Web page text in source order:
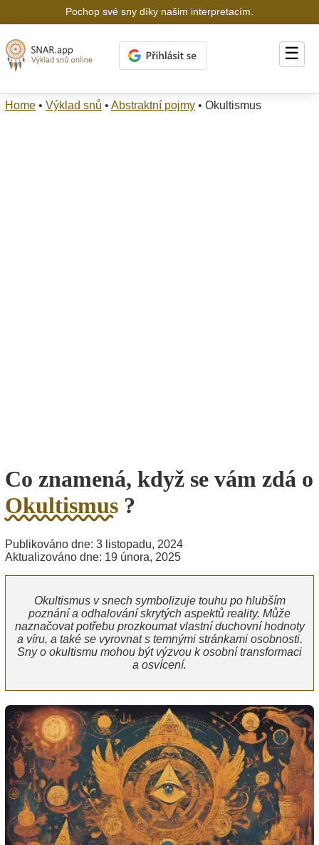
Pochop své sny díky našim interpretacím.
☰
Home • Výklad snů • Abstraktní pojmy • Okultismus
Co znamená, když se vám zdá o
Okultismus ?
Publikováno dne: 3 listopadu, 2024
Aktualizováno dne: 19 února, 2025
Okultismus v snech symbolizuje touhu po hlubším
poznání a odhalování skrytých aspektů reality. Může
naznačovat potřebu prozkoumat vlastní duchovní hodnoty
a víru, a také se vyrovnat s temnými stránkami osobnosti.
Sny o okultismu mohou být výzvou k osobní transformaci
a osvícení.